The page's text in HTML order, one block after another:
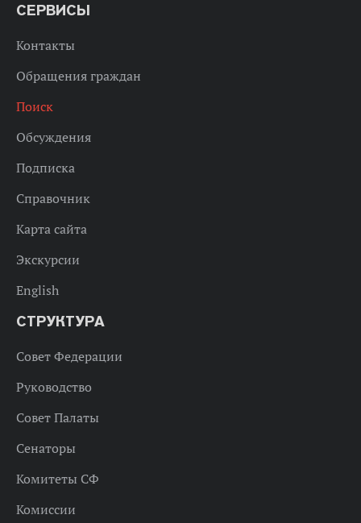
СЕРВИСЫ
Контакты
Обращения граждан
Поиск
Обсуждения
Подписка
Справочник
Карта сайта
Экскурсии
English
СТРУКТУРА
Совет Федерации
Руководство
Совет Палаты
Сенаторы
Комитеты СФ
Комиссии